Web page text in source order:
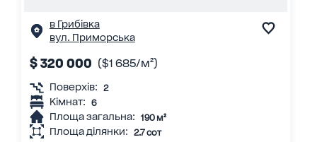
в Грибівка
вул. Приморська
$ 320 000 ($1 685/м²)
Поверхів: 2
Кімнат: 6
Площа загальна: 190 м²
Площа ділянки: 2.7 сот